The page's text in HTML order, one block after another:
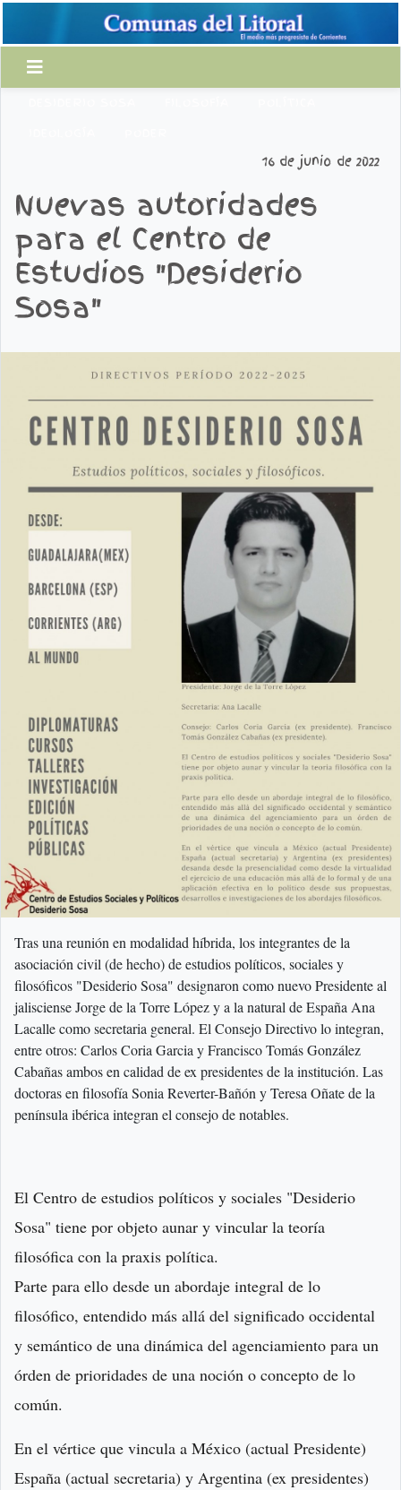
16 de junio de 2022
Nuevas autoridades
para el Centro de
Estudios "Desiderio
Sosa"
Tras una reunión en modalidad híbrida, los integrantes de la
asociación civil (de hecho) de estudios políticos, sociales y
filosóficos "Desiderio Sosa" designaron como nuevo Presidente al
jalisciense Jorge de la Torre López y a la natural de España Ana
Lacalle como secretaria general. El Consejo Directivo lo integran,
entre otros: Carlos Coria Garcia y Francisco Tomás González
Cabañas ambos en calidad de ex presidentes de la institución. Las
doctoras en filosofía Sonia Reverter-Bañón y Teresa Oñate de la
península ibérica integran el consejo de notables.
El Centro de estudios políticos y sociales "Desiderio
Sosa" tiene por objeto aunar y vincular la teoría
filosófica con la praxis política.
Parte para ello desde un abordaje integral de lo
filosófico, entendido más allá del significado occidental
y semántico de una dinámica del agenciamiento para un
órden de prioridades de una noción o concepto de lo
común.
En el vértice que vincula a México (actual Presidente)
España (actual secretaria) y Argentina (ex presidentes)